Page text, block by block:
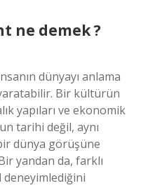
ne demek ?
dünyayı anlama
Bir kültürün
yapıları ve ekonomik
tarihi değil, aynı
dünya görüşüne
yandan da, farklı